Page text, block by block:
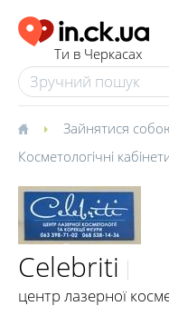
Ти в Черкасах
Зайнятися
Косметологічні
Celebriti
центр лазерної